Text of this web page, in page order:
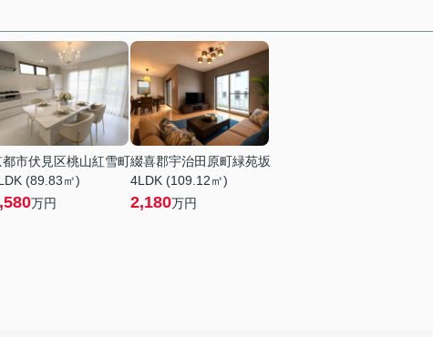
都市伏見区桃山紅雪町
(89.83㎡)
万円
綴喜郡宇治田原町緑苑坂
4LDK (109.12㎡)
2,180万円